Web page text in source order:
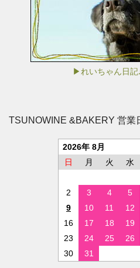
▶れいちゃん日記
TSUNOWINE &BAKERY 営業
2026年 8月
日
月 火 水
2
3 4 5
9
10 11 12
16
17 18 19
23
24 25 26
30
31